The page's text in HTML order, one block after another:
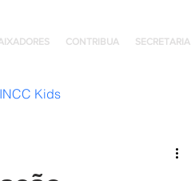
CONTRIBUA SECRETARIA
INCC Kids